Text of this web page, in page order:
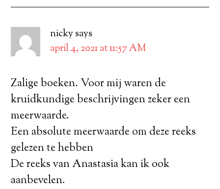
nicky says
april 4, 2021 at 11:57 AM
Zalige boeken. Voor mij waren de
kruidkundige beschrijvingen zeker een
meerwaarde.
Een absolute meerwaarde om deze reeks
gelezen te hebben
De reeks van Anastasia kan ik ook
aanbevelen.